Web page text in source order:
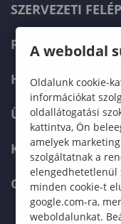
SZERVEZETI
HALLGATÓKNAK
ÜZLETI
KARRIER
GREEN
A weboldal
Oldalunk cookie-
információkat
oldallátogatási
kattintva, Ön
amelyek
szolgáltatnak a
elengedhetetlenül
minden cookie-t
google.com-ra,
weboldalunkat.